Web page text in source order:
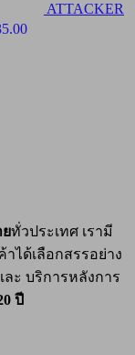
ATTACKER
ทั่วประเทศ เรามี
ได้เลือกสรรอย่าง
ะ บริการหลังการ
ปี